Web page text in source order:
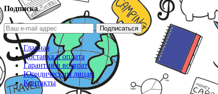
Подписка
Подписаться
Главная
Доставка и оплата
Гарантия и возврат
Юридическим лицам
Контакты